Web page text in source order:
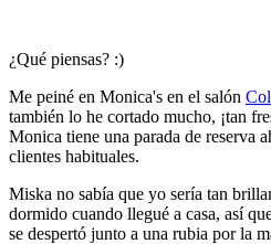
¿Qué piensas? :)
Me peiné en Monica's en el salón
también lo he cortado mucho, ¡tan
Monica tiene una parada de reserva
clientes habituales.
Miska no sabía que yo sería tan
dormido cuando llegué a casa, así
se despertó junto a una rubia por la